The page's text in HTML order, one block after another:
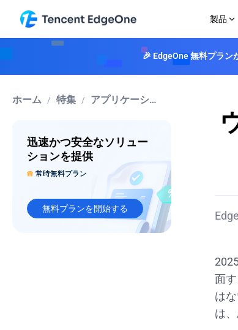
製品
CDN
リバリーを強化します
テンツのアクセラレーション
L4プロキシ
DDoS
インテ
フォー
ウェブ
ゲーミング
メディア＆エンターテインメント
ドキュメント
サイト高速化
セキュリティ保護
Makers
エッジファンクション
L4プロキシサービス
プ
学習センター
Blog
EdgeOneの技術と製品アップデートについて深く掘り下
CDNとセキュリティにおけるEdgeOneの確かな専門知識
VODデモ
EdgeOneがAI搭載トランスコーディングでビデオ配信を
ツール
EdgeOneが提供するウェブ、ネットワーク、メディア
ィです
料金ドキュメント
Edgeoneを選ぶ理由
🎉 EdgeOne 無料プラン
ホーム / 特集 / アプリケーションセキュリティ
迅速かつ安全なソリュー
ションを提供
常時無料プラン
無料プランを開始する
面
は
は